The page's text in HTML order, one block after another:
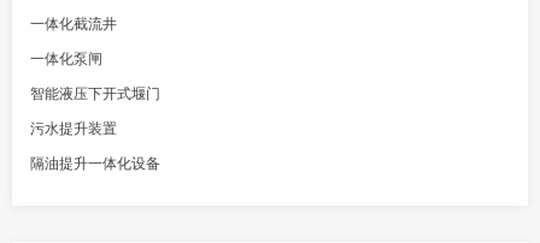
一体化截流井
一体化泵闸
智能液压下开式堰门
污水提升装置
隔油提升一体化设备